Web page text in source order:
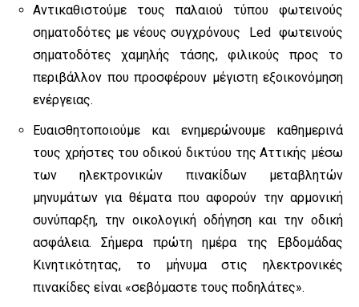
Αντικαθιστούμε τους παλαιού τύπου φωτεινούς
σηματοδότες με νέους συγχρόνους Led φωτεινούς
σηματοδότες χαμηλής τάσης, φιλικούς προς το
περιβάλλον που προσφέρουν μέγιστη εξοικονόμηση
ενέργειας.
Ευαισθητοποιούμε και ενημερώνουμε καθημερινά
τους χρήστες του οδικού δικτύου της Αττικής μέσω
των ηλεκτρονικών πινακίδων μεταβλητών
μηνυμάτων για θέματα που αφορούν την αρμονική
συνύπαρξη, την οικολογική οδήγηση και την οδική
ασφάλεια. Σήμερα πρώτη ημέρα της Εβδομάδας
Κινητικότητας, το μήνυμα στις ηλεκτρονικές
πινακίδες είναι «σεβόμαστε τους ποδηλάτες».